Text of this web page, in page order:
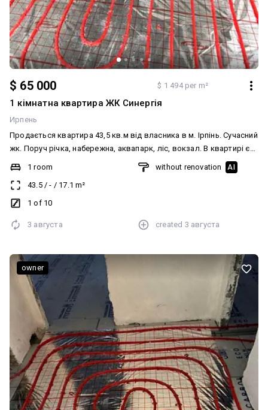
$ 65 000 $ 1 494 per m²
1 кімнатна квартира ЖК Синергія
Ирпень
Продається квартира 43,5 кв.м від власника в м. Ірпінь. Сучасний
жк. Поруч річка, набережна, аквапарк, ліс, вокзал. В квартирі є
чорнова штукатурка та стяжка. Розведено теплу підлогу та
сантехніку. Встановлено двохконтурний газовий котел.
Додатково: Тип будинку: Житловий фонд від 2021 р.. Планування:
Роздільна. Ремонт: Під чистову обробку. Меблювання: Ні.
Вивіз відходів, Центральний водопровід
1 room
43.5/- / 17.1 m²
1 of 10
without renovation AI
3 августа created 3 августа
owner